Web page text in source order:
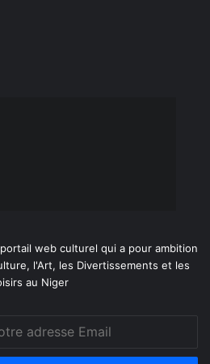
web culturel qui a pour ambition
l'Art, les Divertissements et les
au Niger